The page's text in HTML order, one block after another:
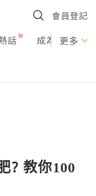
會員登記
話 成為U更多
? 教你100